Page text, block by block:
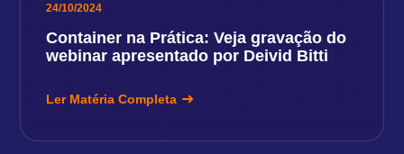
24/10/2024
Container na Prática: Veja gravação do
webinar apresentado por Deivid Bitti
Ler Matéria Completa